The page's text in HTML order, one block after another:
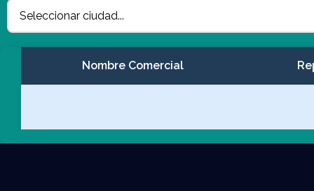
Nombre Comercial